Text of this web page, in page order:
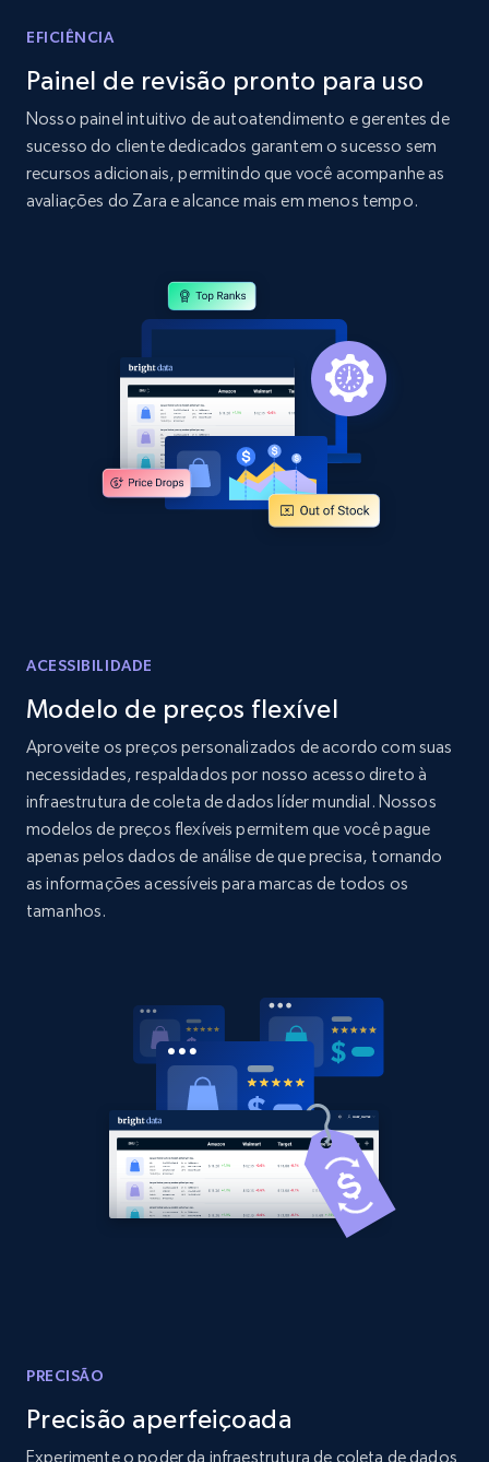
2.1K+ 355+ Comece agora
Home Depot US - Discover products by
specified UPC
Comece agora
Home Depot US - Discovery products by
specific category URL
URL, Domain, Country code, Model number,
Title, Seller name, Brand, Description, Initial
price, Currency, Availability, Reviews count, and
more.
375+ Comece agora
products by specific category URL
Title, Seller name, Brand, Description, Initial
price, Currency, Availability, Reviews count, and
2.1K+ 375+ Comece agora
more.
2.1K+ 375+ Comece agora
EFICIÊNCIA
Painel de revisão pronto para uso
Nosso painel intuitivo de autoatendimento e gerentes de
sucesso do cliente dedicados garantem o sucesso sem
recursos adicionais, permitindo que você acompanhe as
avaliações do Zara e alcance mais em menos tempo.
ACESSIBILIDADE
Modelo de preços flexível
Aproveite os preços personalizados de acordo com suas
necessidades, respaldados por nosso acesso direto à
infraestrutura de coleta de dados líder mundial. Nossos
modelos de preços flexíveis permitem que você pague
apenas pelos dados de análise de que precisa, tornando
as informações acessíveis para marcas de todos os
tamanhos.
PRECISÃO
Precisão aperfeiçoada
Experimente o poder da infraestrutura de coleta de dados